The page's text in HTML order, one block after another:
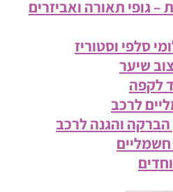
– גופי תאורה ואביזרים
סלפי וסטוריז
שיער
לקפה
לרכב
הברקה והגנה לרכב
חשמליים